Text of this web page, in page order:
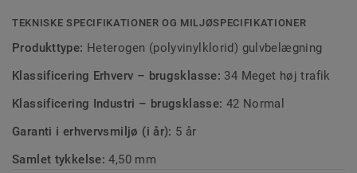
TEKNISKE SPECIFIKATIONER OG MILJØSPECIFIKATIONER
Produkttype: Heterogen (polyvinylklorid) gulvbelægning
Klassificering Erhverv – brugsklasse: 34 Meget høj trafik
Klassificering Industri – brugsklasse: 42 Normal
Garanti i erhvervsmiljø (i år): 5 år
Samlet tykkelse:4,50 mm